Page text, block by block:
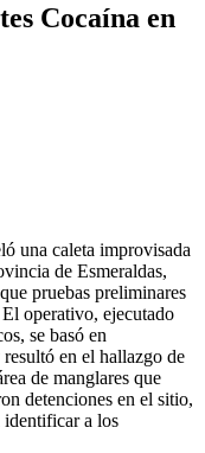
Cocaína en
una caleta improvisada
de Esmeraldas,
pruebas preliminares
operativo, ejecutado
se basó en
en el hallazgo de
de manglares que
detenciones en el sitio,
identificar a los